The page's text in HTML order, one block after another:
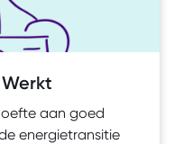
aan goed
energietransitie